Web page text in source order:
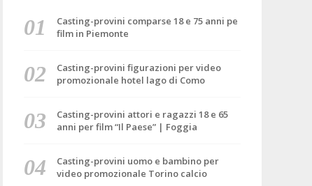
Casting-provini comparse 18 e 75 anni pe
film in Piemonte
Casting-provini figurazioni per video
promozionale hotel lago di Como
Casting-provini attori e ragazzi 18 e 65
anni per film “Il Paese” | Foggia
Casting-provini uomo e bambino per
video promozionale Torino calcio